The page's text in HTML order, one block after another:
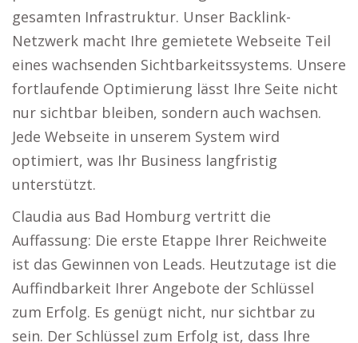
gesamten Infrastruktur. Unser Backlink-
Netzwerk macht Ihre gemietete Webseite Teil
eines wachsenden Sichtbarkeitssystems. Unsere
fortlaufende Optimierung lässt Ihre Seite nicht
nur sichtbar bleiben, sondern auch wachsen.
Jede Webseite in unserem System wird
optimiert, was Ihr Business langfristig
unterstützt.
Claudia aus Bad Homburg vertritt die
Auffassung: Die erste Etappe Ihrer Reichweite
ist das Gewinnen von Leads. Heutzutage ist die
Auffindbarkeit Ihrer Angebote der Schlüssel
zum Erfolg. Es genügt nicht, nur sichtbar zu
sein. Der Schlüssel zum Erfolg ist, dass Ihre